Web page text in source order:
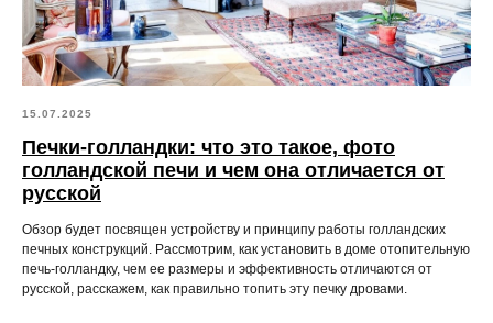
15.07.2025
Печки-голландки: что это такое, фото
голландской печи и чем она отличается от
русской
Обзор будет посвящен устройству и принципу работы голландских
печных конструкций. Рассмотрим, как установить в доме отопительную
печь-голландку, чем ее размеры и эффективность отличаются от
русской, расскажем, как правильно топить эту печку дровами.